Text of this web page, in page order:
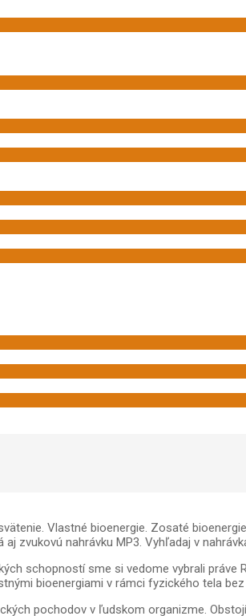
Vlastné bioenergie. Zosaté
zvukovú nahrávku MP3. Vyhľadaj v
schopností sme si vedome vybrali
bioenergiami v rámci fyzického tela
pochodov v ľudskom organizme.